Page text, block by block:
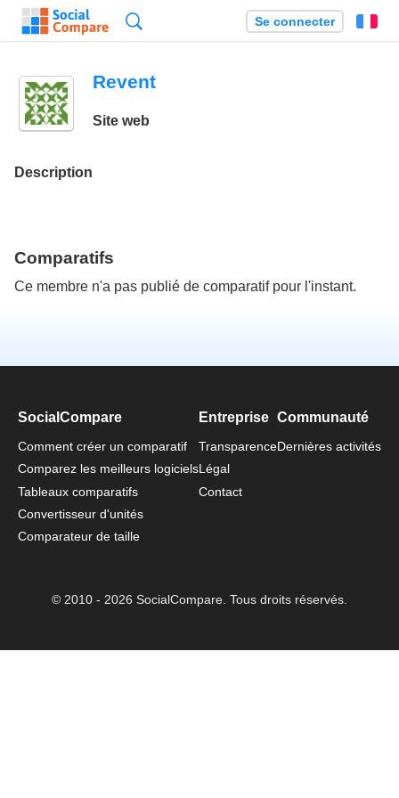
Se connecter
Revent
Site web
Description
Comparatifs
Ce membre n'a pas publié de comparatif pour l'instant.
SocialCompare
Comment créer un comparatif
Comparez les meilleurs logiciels
Tableaux comparatifs
Convertisseur d'unités
Comparateur de taille
Entreprise
Transparence
Légal
Contact
Communauté
Dernières activités
© 2010 - 2026 SocialCompare. Tous droits réservés.